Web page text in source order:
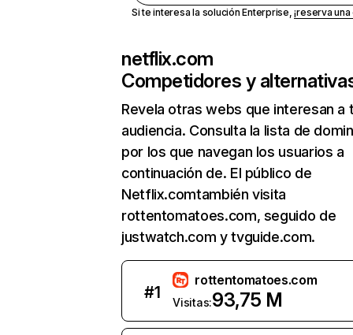
Si te interesa la solución Enterprise,¡reserva
netflix.com
Competidores y
Revela otras webs que interesan a
audiencia. Consulta la lista de
por los que navegan los usuarios a
continuación de. El público de
Netflix.comtambién visita
rottentomatoes.com, seguido de
justwatch.com y tvguide.com.
#1
rottentomatoes.com
Visitas:93,75 M